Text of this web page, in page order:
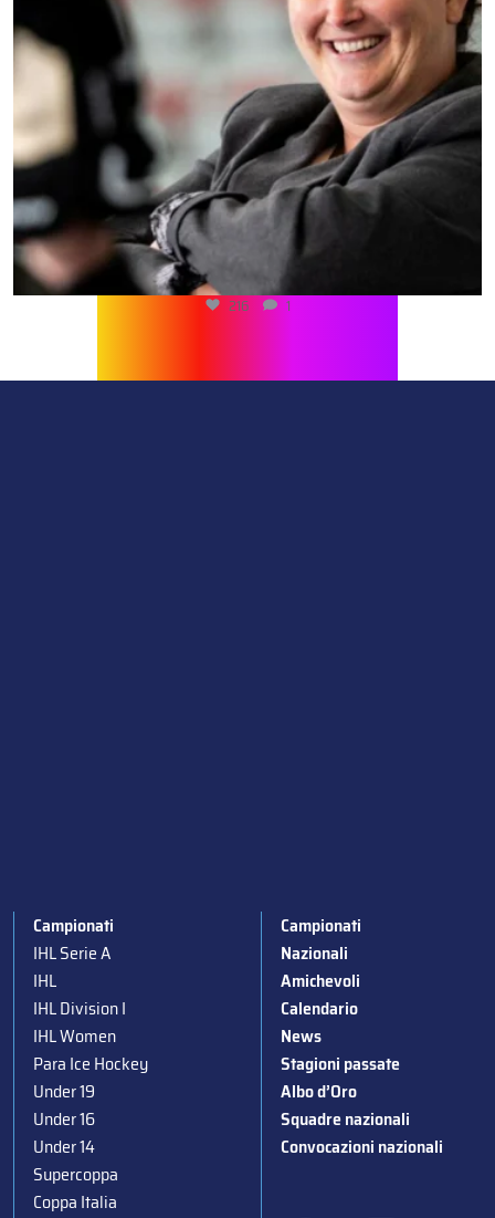
216 1
Campionati
IHL Serie A
IHL
IHL Division I
IHL Women
Para Ice Hockey
Under 19
Under 16
Under 14
Supercoppa
Coppa Italia
Campionati
Nazionali
Amichevoli
Calendario
News
Stagioni passate
Albo d’Oro
Squadre nazionali
Convocazioni nazionali